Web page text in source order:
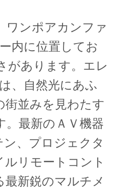
ワンポアカンファ
内に位置してお
があります。エレ
、自然光にあふ
街並みを見わたす
。最新のＡＶ機器
、プロジェクタ
リモートコント
最新鋭のマルチメ